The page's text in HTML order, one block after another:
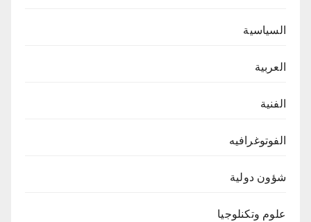
السياسية
العربية
الفنية
الفوتوغرافيه
شؤون دولية
علوم وتكنلوجيا